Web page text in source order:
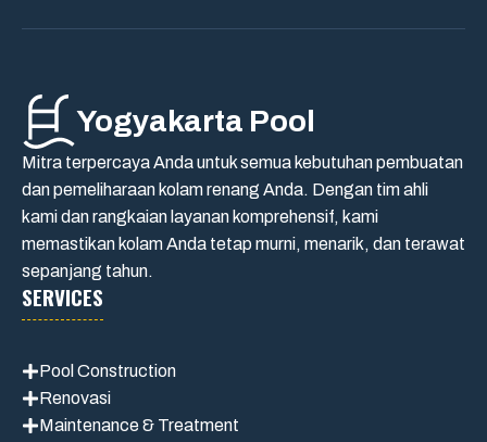
Yogyakarta Pool
Mitra terpercaya Anda untuk semua kebutuhan pembuatan
dan pemeliharaan kolam renang Anda. Dengan tim ahli
kami dan rangkaian layanan komprehensif, kami
memastikan kolam Anda tetap murni, menarik, dan terawat
sepanjang tahun.
SERVICES
Pool Construction
Renovasi
Maintenance& Treatment